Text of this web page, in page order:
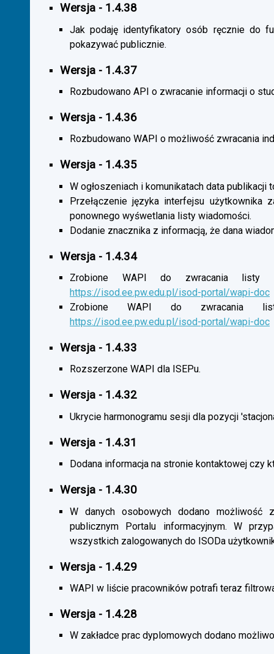
Wersja - 1.4.38
Jak podaję identyfikatory osób ręcznie do
pokazywać publicznie.
Wersja - 1.4.37
Rozbudowano API o zwracanie informacji o
Wersja - 1.4.36
Rozbudowano WAPI o możliwość zwracania
Wersja - 1.4.35
W ogłoszeniach i komunikatach data
Przełączenie języka interfejsu użytkownika
ponownego wyśwetlania listy wiadomości.
Dodanie znacznika z informacją, że dana
Wersja - 1.4.34
Zrobione WAPI do zwracania listy
https://isod.ee.pw.edu.pl/isod-portal/wapi-doc
Zrobione WAPI do zwracania listy
https://isod.ee.pw.edu.pl/isod-portal/wapi-doc
Wersja - 1.4.33
Rozszerzone WAPI dla ISEPu.
Wersja - 1.4.32
Ukrycie harmonogramu sesji dla pozycji
Wersja - 1.4.31
Dodana informacja na stronie kontaktowej czy
Wersja - 1.4.30
W danych osobowych dodano możliwość
publicznym Portalu informacyjnym. W
wszystkich zalogowanych do ISODa
Wersja - 1.4.29
WAPI w liście pracowników potrafi teraz
Wersja - 1.4.28
W zakładce prac dyplomowych dodano